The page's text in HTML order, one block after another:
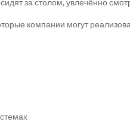
компании могут